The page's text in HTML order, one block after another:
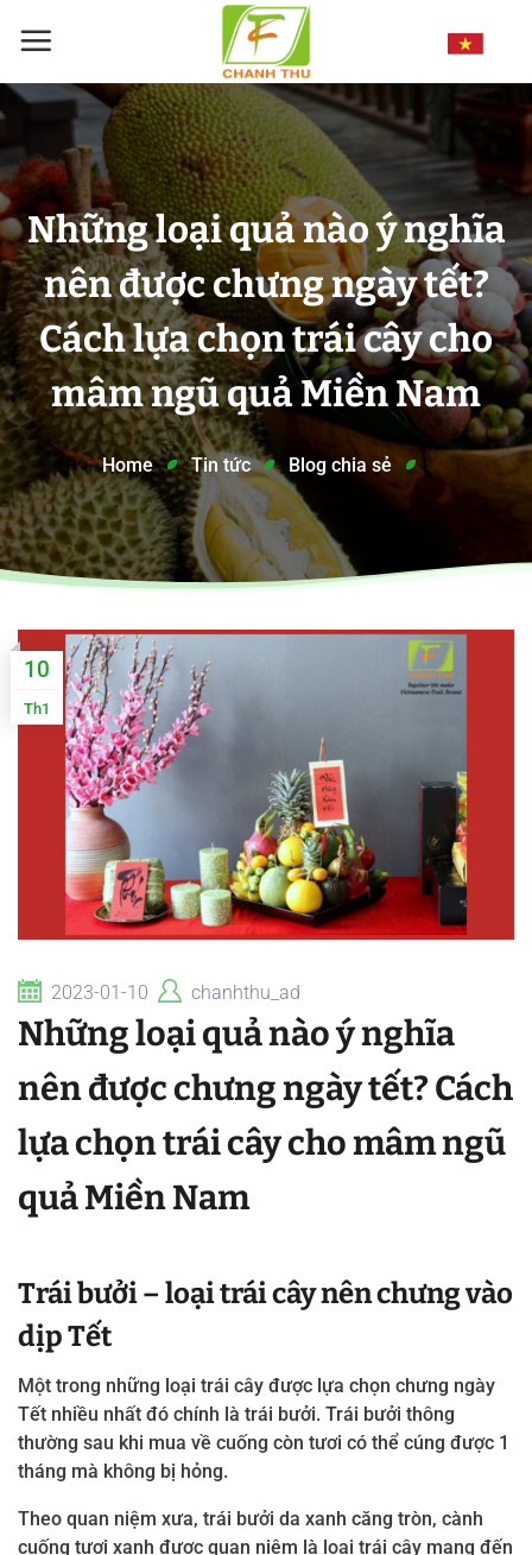
đến
dung
Những loại quả nào ý nghĩa
nên được chưng ngày tết?
Cách lựa chọn trái cây cho
mâm ngũ quả Miền Nam
Home Tin tức Blog chia sẻ
10
Th1
2023-01-10 chanhthu_ad
Những loại quả nào ý nghĩa
nên được chưng ngày tết? Cách
lựa chọn trái cây cho mâm ngũ
quả Miền Nam
Trái bưởi – loại trái cây nên chưng vào
dịp Tết
Một trong những loại trái cây được lựa chọn chưng ngày
Tết nhiều nhất đó chính là trái bưởi. Trái bưởi thông
thường sau khi mua về cuống còn tươi có thể cúng được 1
tháng mà không bị hỏng.
Theo quan niệm xưa, trái bưởi da xanh căng tròn, cành
cuống tươi xanh được quan niệm là loại trái cây mang đến